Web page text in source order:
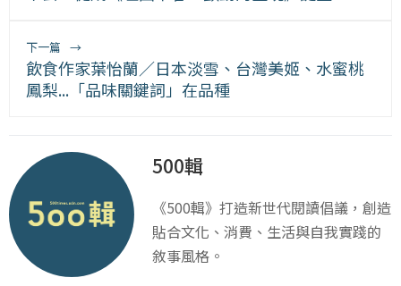
下一篇 →
飲食作家葉怡蘭／日本淡雪、台灣美姬、水蜜桃
鳳梨...「品味關鍵詞」在品種
500輯
《500輯》打造新世代閱讀倡議，創造
貼合文化、消費、生活與自我實踐的
敘事風格。